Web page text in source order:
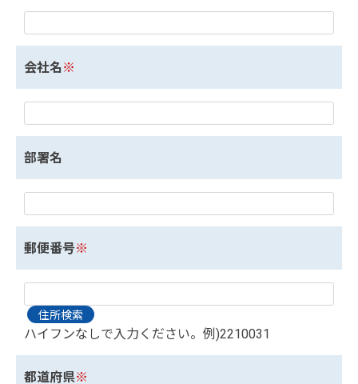
会社名 ※
部署名
郵便番号※
ハイフンなしで入力ください。例)2210031
都道府県※